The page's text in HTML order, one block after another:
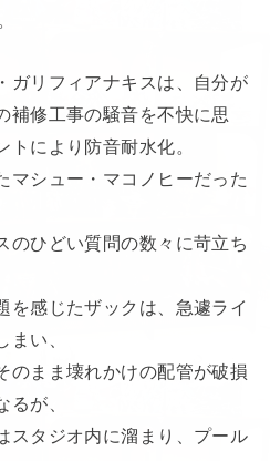
ガリフィアナキスは、自分が
補修工事の騒音を不快に思
により防音耐水化。
マシュー・マコノヒーだった
のひどい質問の数々に苛立ち
を感じたザックは、急遽ライ
まい、
のまま壊れかけの配管が破損
るが、
スタジオ内に溜まり、プール